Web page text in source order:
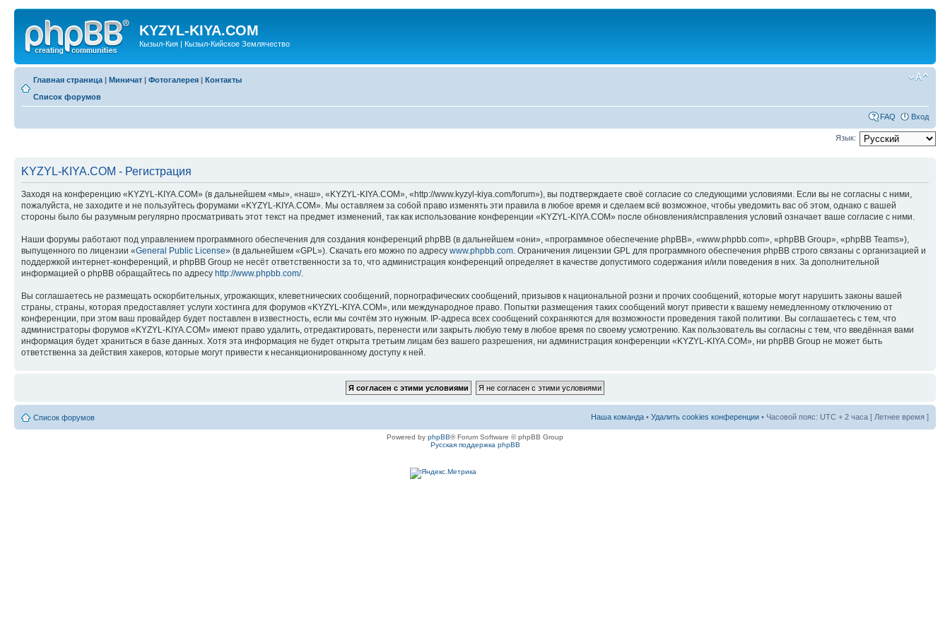
KYZYL-KIYA.COM
Кызыл-Кия | Кызыл-Кийское Землячество
Главная страница | Миничат | Фотогалерея | Контакты
Список форумов
FAQ Вход
Язык:
KYZYL-KIYA.COM - Регистрация
Заходя на конференцию «KYZYL-KIYA.COM» (в дальнейшем «мы», «наш», «KYZYL-KIYA.COM», «http://www.kyzyl-kiya.com/forum»), вы подтверждаете своё согласие со следующими условиями. Если вы не согласны с ними,
пожалуйста, не заходите и не пользуйтесь форумами «KYZYL-KIYA.COM». Мы оставляем за собой право изменять эти правила в любое время и сделаем всё возможное, чтобы уведомить вас об этом, однако с вашей
стороны было бы разумным регулярно просматривать этот текст на предмет изменений, так как использование конференции «KYZYL-KIYA.COM» после обновления/исправления условий означает ваше согласие с ними.
Наши форумы работают под управлением программного обеспечения для создания конференций phpBB (в дальнейшем «они», «программное обеспечение phpBB», «www.phpbb.com», «phpBB Group», «phpBB Teams»),
выпущенного по лицензии «General Public License» (в дальнейшем «GPL»). Скачать его можно по адресу www.phpbb.com. Ограничения лицензии GPL для программного обеспечения phpBB строго связаны с организацией и
поддержкой интернет-конференций, и phpBB Group не несёт ответственности за то, что администрация конференций определяет в качестве допустимого содержания и/или поведения в них. За дополнительной
информацией о phpBB обращайтесь по адресу http://www.phpbb.com/.
Вы соглашаетесь не размещать оскорбительных, угрожающих, клеветнических сообщений, порнографических сообщений, призывов к национальной розни и прочих сообщений, которые могут нарушить законы вашей
страны, страны, которая предоставляет услуги хостинга для форумов «KYZYL-KIYA.COM», или международное право. Попытки размещения таких сообщений могут привести к вашему немедленному отключению от
конференции, при этом ваш провайдер будет поставлен в известность, если мы сочтём это нужным. IP-адреса всех сообщений сохраняются для возможности проведения такой политики. Вы соглашаетесь с тем, что
администраторы форумов «KYZYL-KIYA.COM» имеют право удалить, отредактировать, перенести или закрыть любую тему в любое время по своему усмотрению. Как пользователь вы согласны с тем, что введённая вами
информация будет храниться в базе данных. Хотя эта информация не будет открыта третьим лицам без вашего разрешения, ни администрация конференции «KYZYL-KIYA.COM», ни phpBB Group не может быть
ответственна за действия хакеров, которые могут привести к несанкционированному доступу к ней.
Список форумов Наша команда • Удалить cookies конференции • Часовой пояс: UTC + 2 часа [ Летнее время ]
Powered by phpBB® Forum Software © phpBB Group
Русская поддержка phpBB